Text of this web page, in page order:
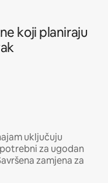
koji planiraju
uključuju
za ugodan
zamjena za